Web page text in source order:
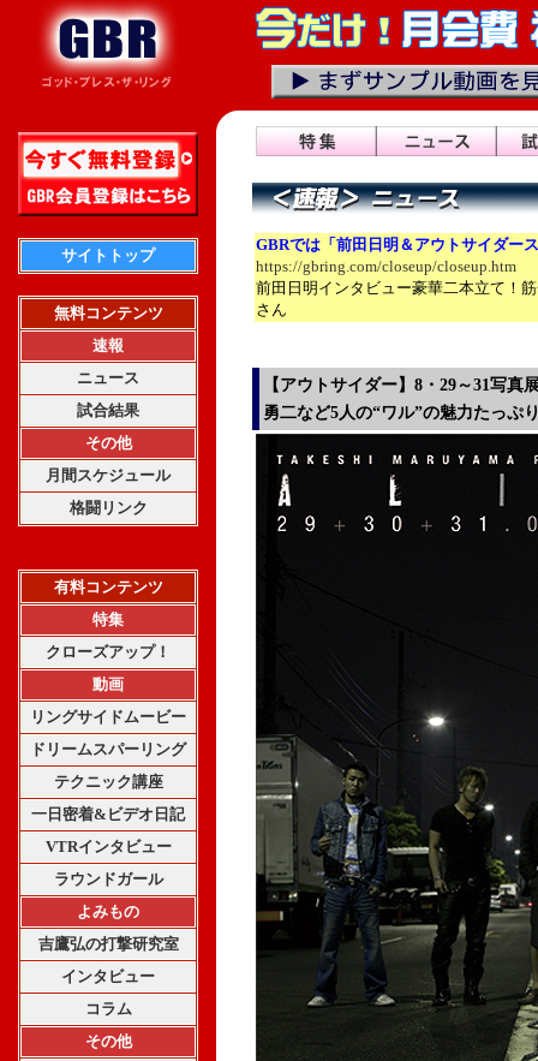
サイトトップ
無料コンテンツ
速報
ニュース
試合結果
その他
月間スケジュール
格闘リンク
有料コンテンツ
特集
クローズアップ！
動画
リングサイドムービー
ドリームスパーリング
テクニック講座
一日密着&ビデオ日記
VTRインタビュー
ラウンドガール
よみもの
吉鷹弘の打撃研究室
インタビュー
コラム
その他
GBRでは「前田日明＆アウトサイダー
https://gbring.com/closeup/closeup.htm
前田日明インタビュー豪華二本立て！
さん
【アウトサイダー】8・29～31写真
勇二など5人の“ワル”の魅力たっぷ